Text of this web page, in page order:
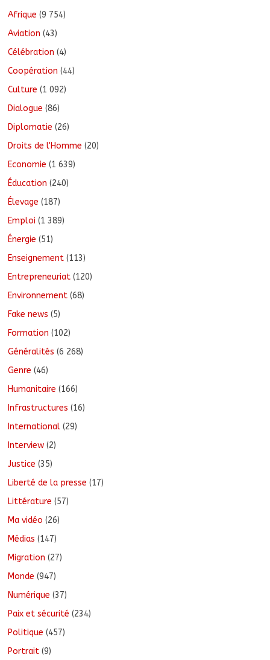
Afrique (9 754)
Aviation (43)
Célébration (4)
Coopération (44)
Culture (1 092)
Dialogue (86)
Diplomatie (26)
Droits de l'Homme (20)
Economie (1 639)
Éducation (240)
Élevage (187)
Emploi (1 389)
Énergie (51)
Enseignement (113)
Entrepreneuriat (120)
Environnement (68)
Fake news (5)
Formation (102)
Généralités (6 268)
Genre (46)
Humanitaire (166)
Infrastructures (16)
International (29)
Interview (2)
Justice (35)
Liberté de la presse (17)
Littérature (57)
Ma vidéo (26)
Médias (147)
Migration (27)
Monde (947)
Numérique (37)
Paix et sécurité (234)
Politique (457)
Portrait (9)